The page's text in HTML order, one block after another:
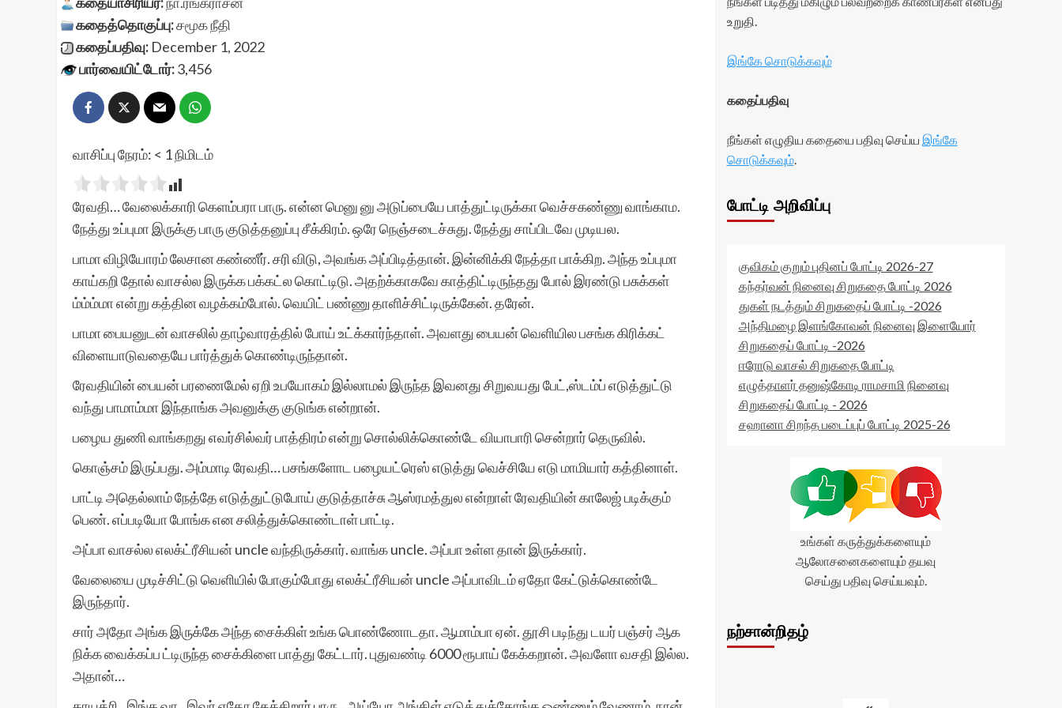
கதைத்தொகுப்பு:சமூக நீதி
கதைப்பதிவு: December 1, 2022
பார்வையிட்டோர்:3,456
வாசிப்பு நேரம்: < 1நிமிடம்
ரேவதி… வேலைக்காரி கெளம்பரா பாரு. என்ன மெனு னு அடுப்பையே பாத்துட்டிருக்கா வெச்சகண்ணு வாங்காம.
நேத்து உப்புமா இருக்கு பாரு குடுத்தனுப்பு சீக்கிரம். ஒரே நெஞ்சடைச்சுது. நேத்து சாப்பிடவே முடியல.
பாமா விழியோரம் லேசான கண்ணீர். சரி விடு, அவங்க அப்பிடித்தான். இன்னிக்கி நேத்தா பாக்கிற. அந்த உப்புமா
காய்கறி தோல் வாசல்ல இருக்க பக்கட்ல கொட்டிடு. அதற்க்காகவே காத்திட்டிருந்தது போல் இரண்டு பசுக்கள்
ம்ம்ம்மா என்று கத்தின வழக்கம்போல். வெயிட் பண்ணு தாளிச்சிட்டிருக்கேன். தரேன்.
பாமா பையனுடன் வாசலில் தாழ்வாரத்தில் போய் உட்க்கார்ந்தாள். அவளது பையன் வெளியில பசங்க கிரிக்கட்
விளையாடுவதையே பார்த்துக் கொண்டிருந்தான்.
ரேவதியின் பையன் பரணைமேல் ஏறி உபயோகம் இல்லாமல் இருந்த இவனது சிறுவயது பேட்,ஸ்டம்ப் எடுத்துட்டு
வந்து பாமாம்மா இந்தாங்க அவனுக்கு குடுங்க என்றான்.
பழைய துணி வாங்கறது எவர்சில்வர் பாத்திரம் என்று சொல்லிக்கொண்டே வியாபாரி சென்றார் தெருவில்.
கொஞ்சம் இருப்பது. அம்மாடி ரேவதி… பசங்களோட பழையட்ரெஸ் எடுத்து வெச்சியே எடு மாமியார் கத்தினாள்.
பாட்டி அதெல்லாம் நேத்தே எடுத்துட்டுபோய் குடுத்தாச்சு ஆஸ்ரமத்துல என்றாள் ரேவதியின் காலேஜ் படிக்கும்
பெண். எப்படியோ போங்க என சலித்துக்கொண்டாள் பாட்டி.
அப்பா வாசல்ல எலக்ட்ரீசியன் uncle வந்திருக்கார். வாங்க uncle. அப்பா உள்ள தான் இருக்கார்.
வேலையை முடிச்சிட்டு வெளியில் போகும்போது எலக்ட்ரீசியன் uncle அப்பாவிடம் ஏதோ கேட்டுக்கொண்டே
இருந்தார்.
சார் அதோ அங்க இருக்கே அந்த சைக்கிள் உங்க பொண்ணோடதா. ஆமாம்பா ஏன். தூசி படிந்து டயர் பஞ்சர் ஆக
நிக்க வைக்கப்ப ட்டிருந்த சைக்கிளை பாத்து கேட்டார். புதுவண்டி 6000 ரூபாய் கேக்கறான். அவளோ வசதி இல்ல.
அதான்…
உறுதி.
இங்கே சொடுக்கவும்
கதைப்பதிவு
நீங்கள் எழுதிய கதையை பதிவு செய்ய இங்கே
சொடுக்கவும்.
போட்டி அறிவிப்பு
குவிகம் குறும் புதினப் போட்டி 2026-27
கந்தர்வன் நினைவு சிறுகதை போட்டி 2026
துகள் நடத்தும் சிறுகதைப் போட்டி -2026
அந்திமழை இளங்கோவன் நினைவு இளையோர்
சிறுகதைப் போட்டி -2026
ஈரோடு வாசல் சிறுகதை போட்டி
எழுத்தாளர் தனுஷ்கோடி ராமசாமி நினைவு
சிறுகதைப் போட்டி - 2026
சஹானா சிறந்த படைப்புப் போட்டி 2025-26
உங்கள் கருத்துக்களையும்
ஆலோசனைகளையும் தயவு
செய்து பதிவு செய்யவும்.
நற்சான்றிதழ்